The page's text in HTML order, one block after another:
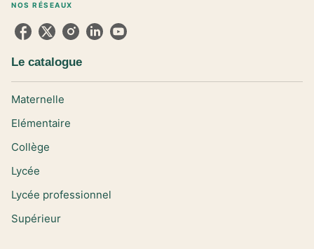
NOS RÉSEAUX
Le catalogue
Maternelle
Elémentaire
Collège
Lycée
Lycée professionnel
Supérieur